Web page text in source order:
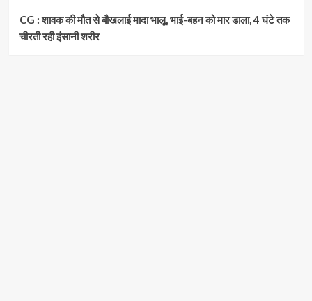
CG : शावक की मौत से बौखलाई मादा भालू, भाई-बहन को मार डाला, 4 घंटे तक
चीरती रही इंसानी शरीर